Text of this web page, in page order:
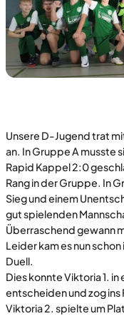
Unsere D-Jugend trat
an. In Gruppe A musste
Rapid Kappel 2:0
Rang in der Gruppe. In
Sieg und einem
gut spielenden
Überraschend gewann
Leider kam es nun
Duell.
Dies konnte Viktoria 1.
entscheiden und zog ins
Viktoria 2. spielte um